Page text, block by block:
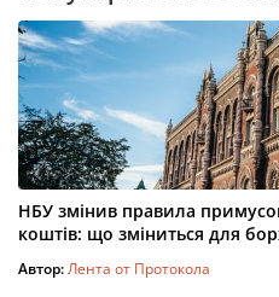
НБУ змінив правила
коштів: що зміниться для
Автор:Лента от Протокола